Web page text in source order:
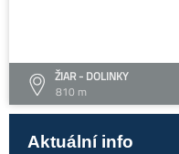
ŽIAR - DOLINKY
810 m
Aktuální info